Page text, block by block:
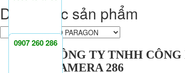
Danh mục sản phẩm
CÔNG TY TNHH
CAMERA 286
0907 260 286